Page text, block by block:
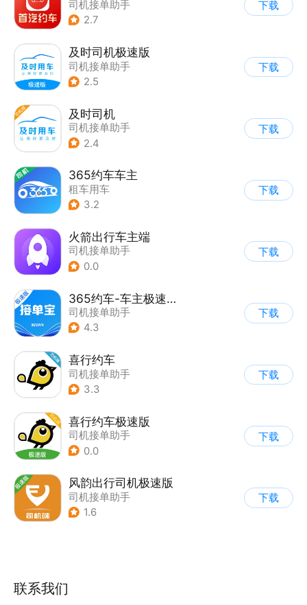
司机接单助手
2.7
下载
及时司机极速版
司机接单助手
2.5
下载
及时司机
司机接单助手
2.4
下载
365约车车主
租车用车
| 司机接单助手
3.2
下载
火箭出行车主端
司机接单助手
0.0
下载
365约车-车主极速版
司机接单助手
4.3
下载
喜行约车
司机接单助手
3.3
下载
喜行约车极速版
司机接单助手
0.0
下载
风韵出行司机极速版
司机接单助手
1.6
下载
联系我们